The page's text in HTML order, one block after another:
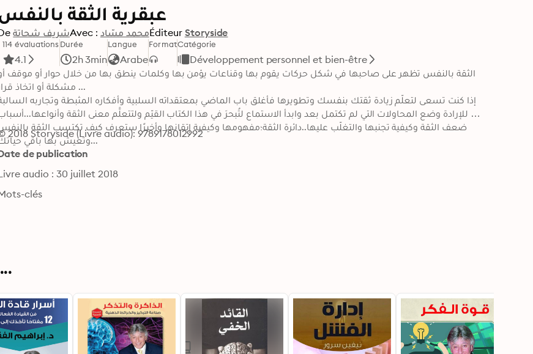
عبقرية الثقة
شريف شحاتةAvec : محمد مسّادÉditeur Storyside
114 évaluations
4.1
Durée
2h 3min
Langue
Arabe
FormatCatégorie
Développement personnel et bien-être
الثقة بالنفس تظهر على صاحبها في شكل حركات يقوم بها وقناعات يؤمن بها وكلمات ينطق بها من خلال حوار أو موقف
مشكلة أو اتخاذ قرار
إذا كنت تسعى لتعلّم زيادة ثقتك بنفسك وتطويرها فأغلق باب الماضي بمعتقداته السلبية وأفكاره المثبطة وتجاربه
للإرادة وضع المحاولات التي لم تكتمل بعد وابدأ الاستماع لتُبحرَ في هذا الكتاب القيّم ولتتعلَّم معنى الثقة
ضعف الثقة وكيفية تجنبها والتغلّب عليها..دائرة الثقة؛مفهومها وكيفية إتقانها وأخيرًا ستعرف كيف تكتسب الثقة
وتعيش بها باقي حياتك...
2018 Storyside (Livre audio): 9789178012992
de publication
audio : 30 juillet 2018
clés